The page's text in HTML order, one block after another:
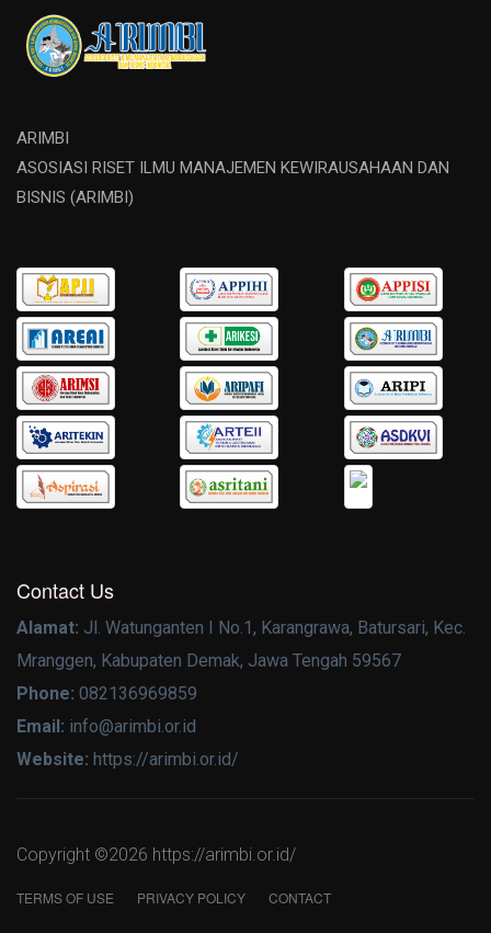
ARIMBI
ASOSIASI RISET ILMU MANAJEMEN KEWIRAUSAHAAN DAN
BISNIS (ARIMBI)
Contact Us
Alamat: Jl. Watunganten I No.1, Karangrawa, Batursari, Kec.
Mranggen, Kabupaten Demak, Jawa Tengah 59567
Phone: 082136969859
Email: info@arimbi.or.id
Website: https://arimbi.or.id/
Copyright ©2026 https://arimbi.or.id/
TERMS OF USE PRIVACY POLICY CONTACT